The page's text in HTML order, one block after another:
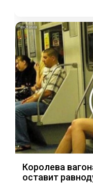
Королева
оставит